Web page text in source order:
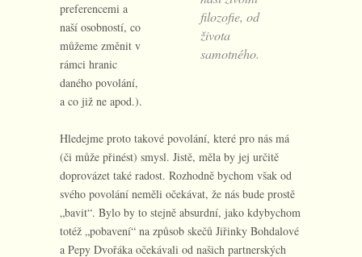
filozofie, od
života
samotného.
preferencemi a
naší osobností, co
můžeme změnit v
rámci hranic
daného povolání,
a co již ne apod.).
Hledejme proto takové povolání, které pro nás má
(či může přinést) smysl. Jistě, měla by jej určitě
doprovázet také radost. Rozhodně bychom však od
svého povolání neměli očekávat, že nás bude prostě
„bavit“. Bylo by to stejně absurdní, jako kdybychom
totéž „pobavení“ na způsob skečů Jiřinky Bohdalové
a Pepy Dvořáka očekávali od našich partnerských